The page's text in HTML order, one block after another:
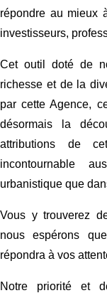
répondre au mieux
investisseurs,
Cet outil doté de
richesse et de la
par cette Agence,
désormais la
attributions de
incontournable
urbanistique que
Vous y trouverez
nous espérons
répondra à vos
Notre priorité et